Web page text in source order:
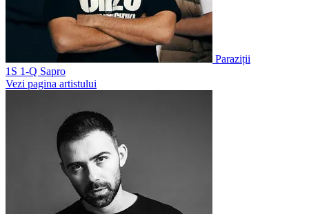
Paraziții
1S 1-Q Sapro
Vezi pagina artistului